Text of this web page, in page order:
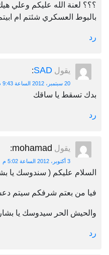
؟؟؟ لعنة الله عليكم وعلي
بالبوط العسكري شئتم ام
رد
يقول SAD
:
20 سبتمبر، 2012 الساعة 9:43 م
بدك تسقط يا ساقك
رد
يقول mohamad
:
3 أكتوبر، 2012 الساعة 5:02 م
السلام عليكم ( سندوسك يا
فيا من بعتم شرفكم سيتم
والحيش الحر سيدوسك يا
رد